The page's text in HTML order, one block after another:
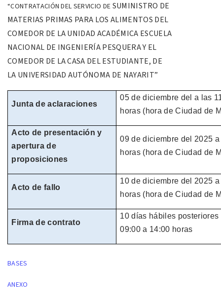
“CONTRATACIÓN DEL SERVICIO DE SUMINISTRO DE
MATERIAS PRIMAS PARA LOS ALIMENTOS DEL
COMEDOR DE LAUNIDAD ACADÉMICA ESCUELA
NACIONAL DE INGENIERÍA PESQUERA Y EL
COMEDOR DE LA CASA DEL ESTUDIANTE, DE
LA UNIVERSIDAD AUTÓNOMA DE NAYARIT”
Junta de aclaraciones
05 dediciembre del a las
horas (hora deCiudad de
Acto de presentación y
apertura de
proposiciones
09 dediciembre del 2025 a
horas (hora deCiudad de
Acto de fallo
10 de diciembre del 2025 a
horas (hora deCiudad de
Firma de contrato
10 días hábiles
09:00 a 14:00 horas
BASES
ANEXO